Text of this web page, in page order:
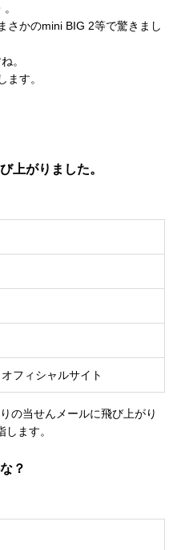
さかのmini BIG 2等で驚きまし
。
ます。
上がりました。
フィシャルサイト
の当せんメールに飛び上がり
ます。
？